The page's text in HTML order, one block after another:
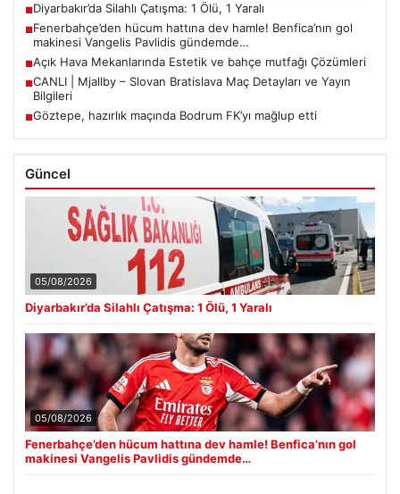
■Diyarbakır’da Silahlı Çatışma: 1 Ölü, 1 Yaralı
■Fenerbahçe’den hücum hattına dev hamle! Benfica’nın gol
makinesi Vangelis Pavlidis gündemde…
■Açık Hava Mekanlarında Estetik ve bahçe mutfağı Çözümleri
■CANLI | Mjallby – Slovan Bratislava Maç Detayları ve Yayın
Bilgileri
■Göztepe, hazırlık maçında Bodrum FK’yı mağlup etti
Güncel
05/08/2026
Diyarbakır’da Silahlı Çatışma: 1 Ölü, 1 Yaralı
05/08/2026
Fenerbahçe’den hücum hattına dev hamle! Benfica’nın gol
makinesi Vangelis Pavlidis gündemde…